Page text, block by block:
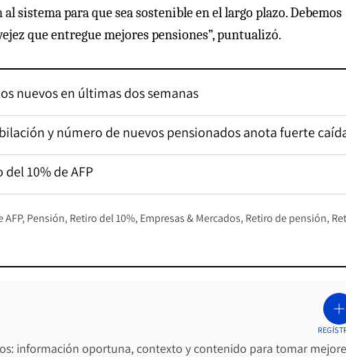
sistema para que sea sostenible en el largo plazo. Debemos
que entregue mejores pensiones”, puntualizó.
nuevos en últimas dos semanas
y número de nuevos pensionados anota fuerte
10% de AFP
AFP Pensión Retiro del 10% Empresas & Mercados Retiro de pensión
información oportuna, contexto y contenido para tomar